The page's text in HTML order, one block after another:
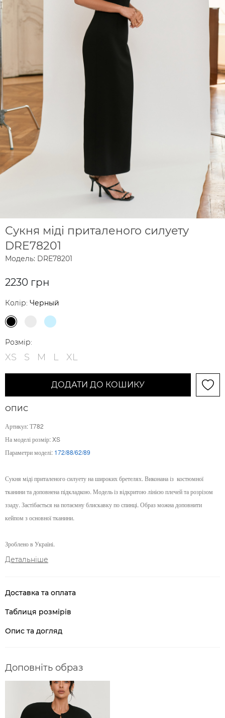
Сукня міді приталеного силуету
DRE78201
Модель: DRE78201
2230 грн
Колір: Черный
Розмір:
XS S M L XL
ДОДАТИ ДО КОШИКУ
ОПИС
Артикул: Т782
На моделі розмір: XS
Параметри моделі: 172/88/62/89
Сукня міді приталеного силуету на широких бретелях. Виконана із костюмної
тканини та доповнена підкладкою. Модель із відкритою лінією плечей та розрізом
ззаду. Застібається на потаємну блискавку по спинці. Образ можна доповнити
кейпом з основної тканини.
Зроблено в Україні.
Детальніше
Доставка та оплата
Таблиця розмірів
Опис та догляд
Доповніть образ